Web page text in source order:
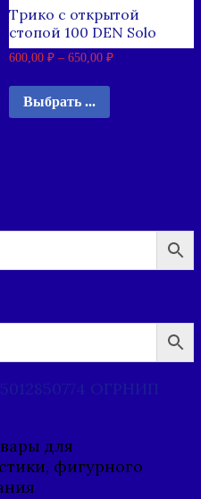
Трико с открытой
стопой 100 DEN Solo
600,00 ₽– 650,00 ₽
Выбрать ...
ОГРНИП
для
фигурного